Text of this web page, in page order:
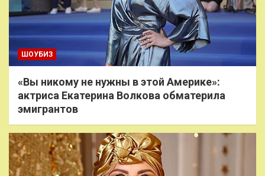
ШОУБИЗ
«Вы никому не нужны в этой Америке»:
актриса Екатерина Волкова обматерила
эмигрантов